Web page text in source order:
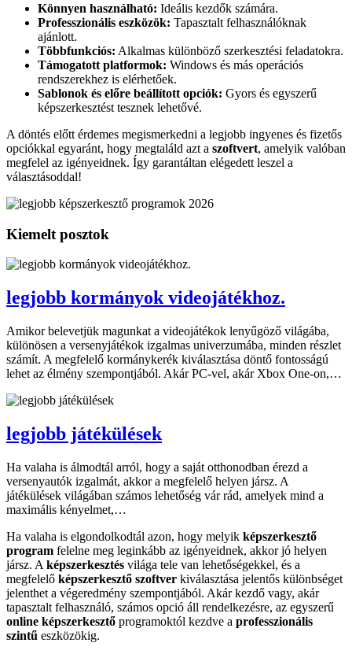
Könnyen használható: Ideális kezdők számára.
Professzionális eszközök: Tapasztalt felhasználóknak
ajánlott.
Többfunkciós: Alkalmas különböző szerkesztési feladatokra.
Támogatott platformok: Windows és más operációs
rendszerekhez is elérhetőek.
Sablonok és előre beállított opciók: Gyors és egyszerű
képszerkesztést tesznek lehetővé.
A döntés előtt érdemes megismerkedni a legjobb ingyenes és fizetős
opciókkal egyaránt, hogy megtaláld azt a szoftvert, amelyik valóban
megfelel az igényeidnek. Így garantáltan elégedett leszel a
választásoddal!
Kiemelt posztok
legjobb kormányok videojátékhoz.
Amikor belevetjük magunkat a videojátékok lenyűgöző világába,
különösen a versenyjátékok izgalmas univerzumába, minden részlet
számít. A megfelelő kormánykerék kiválasztása döntő fontosságú
lehet az élmény szempontjából. Akár PC-vel, akár Xbox One-on,…
legjobb játékülések
Ha valaha is álmodtál arról, hogy a saját otthonodban érezd a
versenyautók izgalmát, akkor a megfelelő helyen jársz. A
játékülések világában számos lehetőség vár rád, amelyek mind a
maximális kényelmet,…
Ha valaha is elgondolkodtál azon, hogy melyik képszerkesztő
program felelne meg leginkább az igényeidnek, akkor jó helyen
jársz. A képszerkesztés világa tele van lehetőségekkel, és a
megfelelő képszerkesztő szoftver kiválasztása jelentős különbséget
jelenthet a végeredmény szempontjából. Akár kezdő vagy, akár
tapasztalt felhasználó, számos opció áll rendelkezésre, az egyszerű
online képszerkesztő programoktól kezdve a professzionális
szintű eszközökig.